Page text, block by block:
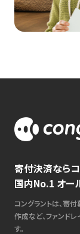
寄付決済なら
国内No.1 オー
コングラントは、寄
作成など、ファンド
す。